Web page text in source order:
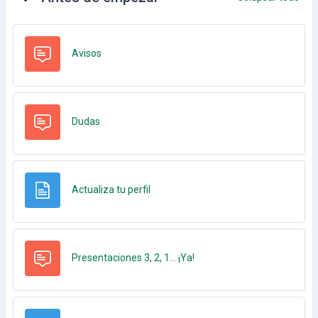
Avisos
Dudas
Actualiza tu perfil
Presentaciones 3, 2, 1... ¡Ya!